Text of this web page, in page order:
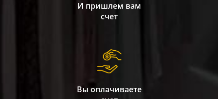
И пришлем вам
счет
Вы оплачиваете